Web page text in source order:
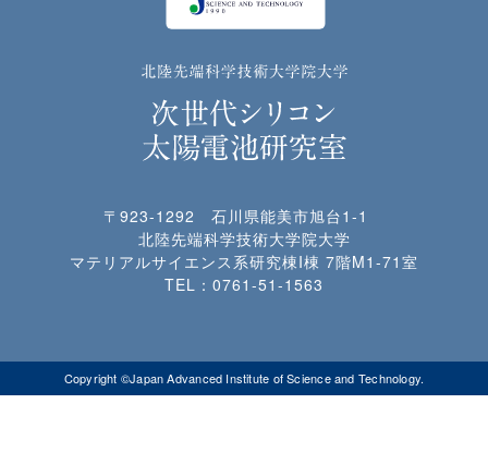
〒923-1292 石川県能美市旭台1-1
北陸先端科学技術大学院大学
マテリアルサイエンス系研究棟I棟 7階M1-71室
TEL： 0761-51-1563
Copyright ©Japan Advanced Institute of Science and Technology.